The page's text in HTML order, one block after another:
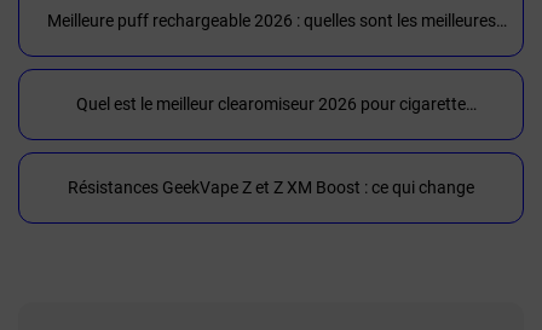
Meilleure puff rechargeable 2026 : quelles sont les meilleures
puffs du moment ?
Quel est le meilleur clearomiseur 2026 pour cigarette
électronique et meilleures marques
Résistances GeekVape Z et Z XM Boost : ce qui change